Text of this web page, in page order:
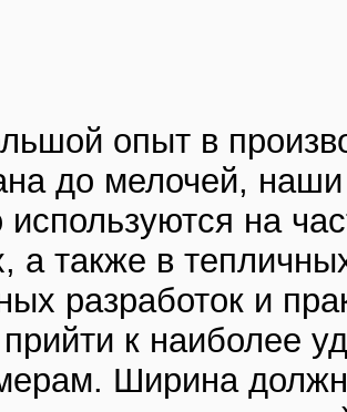
опыт в
до мелочей,
на
а также в
разработок и
к наиболее
Ширина